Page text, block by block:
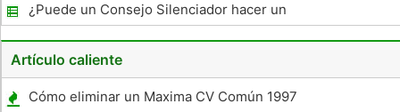
¿Puede un Consejo Silenciador hacer un
sonido de coches profundo ?
Artículo caliente
Cómo eliminar un Maxima CV Común 1997